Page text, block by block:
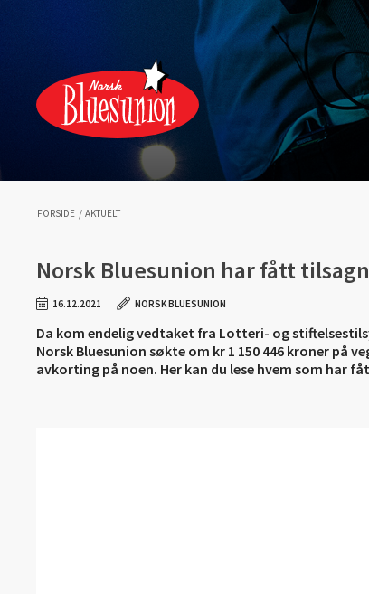
FORSIDE / AKTUELT
Norsk Bluesunion har fått
16.12.2021 NORSK BLUESUNION
Da kom endelig vedtaket fra Lotteri- og
Norsk Bluesunion søkte om kr 1 150 446 kroner på
avkorting på noen. Her kan du lese hvem som har